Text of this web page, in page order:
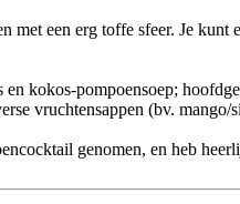
met een erg toffe sfeer. Je
kokos-pompoensoep;
vruchtensappen (bv.
genomen, en heb